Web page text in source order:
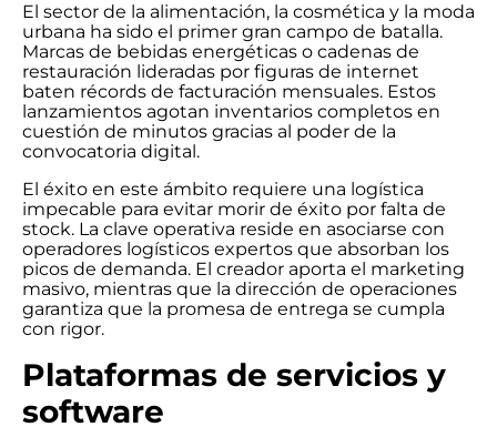
El sector de la alimentación, la cosmética y la moda
urbana ha sido el primer gran campo de batalla.
Marcas de bebidas energéticas o cadenas de
restauración lideradas por figuras de internet
baten récords de facturación mensuales. Estos
lanzamientos agotan inventarios completos en
cuestión de minutos gracias al poder de la
convocatoria digital.
El éxito en este ámbito requiere una logística
impecable para evitar morir de éxito por falta de
stock. La clave operativa reside en asociarse con
operadores logísticos expertos que absorban los
picos de demanda. El creador aporta el marketing
masivo, mientras que la dirección de operaciones
garantiza que la promesa de entrega se cumpla
con rigor.
Plataformas de servicios y
software